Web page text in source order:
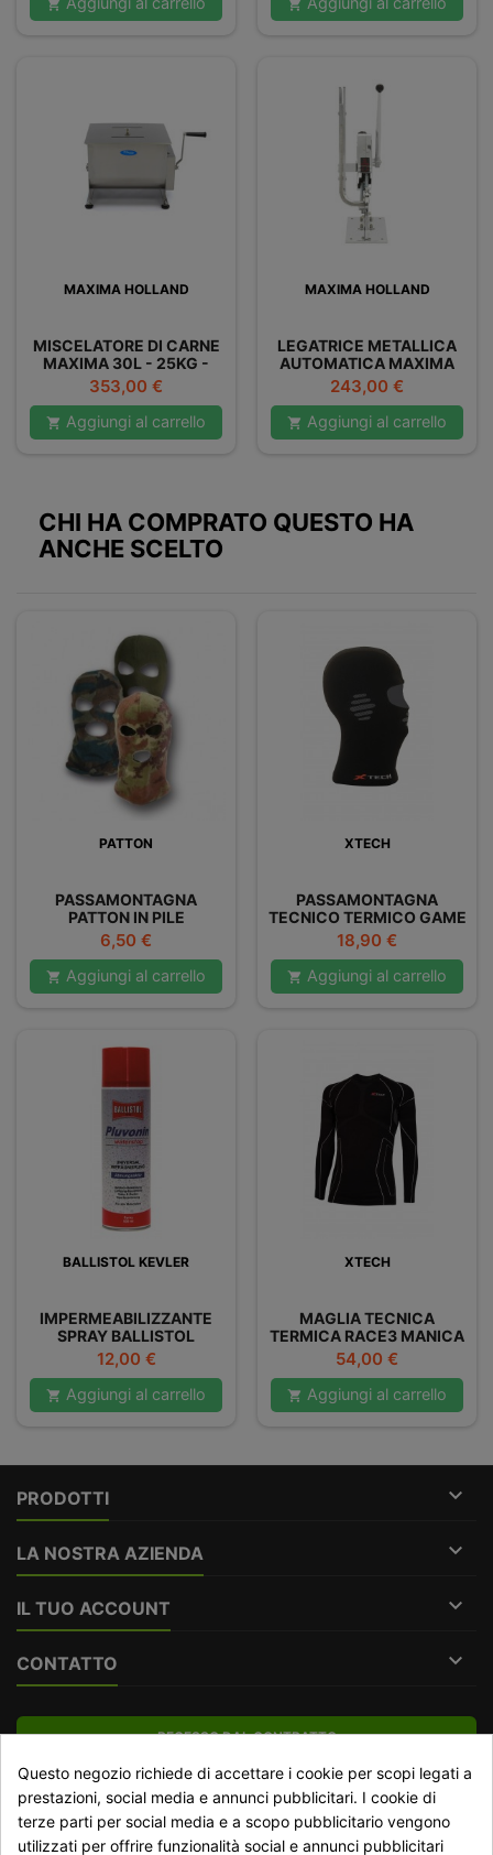
 
MAXIMA HOLLAND
MISCELATORE DI CARNE
MAXIMA 30L - 25KG -
DOPPIO
Prezzo
353,00 €
 Aggiungi al carrello
MAXIMA HOLLAND
LEGATRICE METALLICA
AUTOMATICA MAXIMA
Prezzo
243,00 €
 Aggiungi al carrello
CHI HA COMPRATO QUESTO HA
ANCHE SCELTO
PATTON
PASSAMONTAGNA
PATTON IN PILE
Prezzo
6,50 €
 Aggiungi al carrello
XTECH
PASSAMONTAGNA
TECNICO TERMICO GAME
OVER XTECH
Prezzo
18,90 €
 Aggiungi al carrello
BALLISTOL KEVLER
IMPERMEABILIZZANTE
SPRAY BALLISTOL
PLUVONIN
Prezzo
12,00 €
 Aggiungi al carrello
XTECH
MAGLIA TECNICA
TERMICA RACE3 MANICA
LUNGA XTECH
Prezzo
54,00 €
 Aggiungi al carrello
PRODOTTI 
LA NOSTRA AZIENDA 
IL TUO ACCOUNT 
CONTATTO 
RECESSO DAL CONTRATTO
Traccia stato del recesso
NEWSLETTER
Questo negozio richiede di accettare i cookie per scopi legati a
prestazioni, social media e annunci pubblicitari. I cookie di
terze parti per social media e a scopo pubblicitario vengono
utilizzati per offrire funzionalità social e annunci pubblicitari